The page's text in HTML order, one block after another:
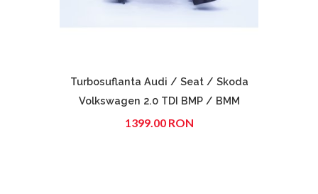
Turbosuflanta Audi / Seat / Skoda
Volkswagen 2.0 TDI BMP / BMM
1399.00 RON